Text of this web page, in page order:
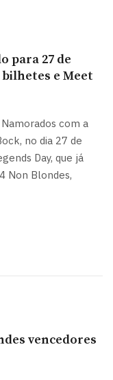
para 27 de
e Meet
com a
no dia 27 de
Day, que já
Non Blondes,
vencedores